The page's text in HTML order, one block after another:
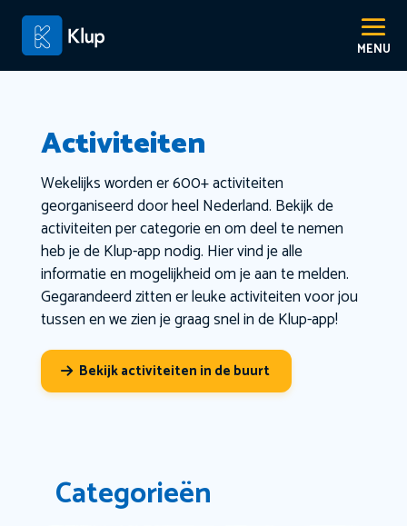
Activiteiten
Wekelijks worden er 600+ activiteiten
georganiseerd door heel Nederland. Bekijk de
activiteiten per categorie en om deel te nemen
heb je de Klup-app nodig. Hier vind je alle
informatie en mogelijkheid om je aan te melden.
Gegarandeerd zitten er leuke activiteiten voor jou
tussen en we zien je graag snel in de Klup-app!
Bekijk activiteiten in de buurt
Categorieën